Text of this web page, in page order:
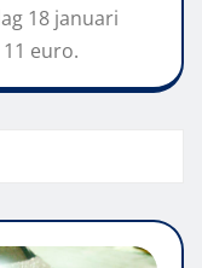
18 januari
euro.